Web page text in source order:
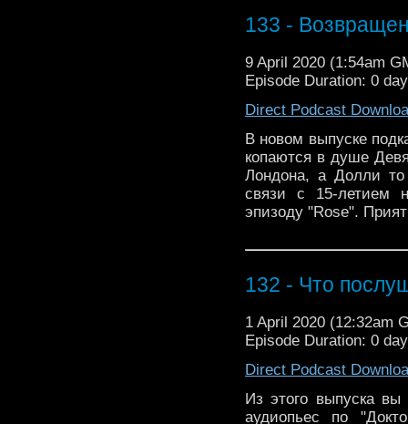
133 -
9 April 2020 (1:54am
Episode Duration: 0
Direct Podcast
В новом выпуске
копаются в душе
Лондона, а Долли то
связи с 15-летием
эпизоду "Rose".
132 - Что
1 April 2020 (12:32am
Episode Duration: 0
Direct Podcast
Из этого выпуска
аудиопьес по